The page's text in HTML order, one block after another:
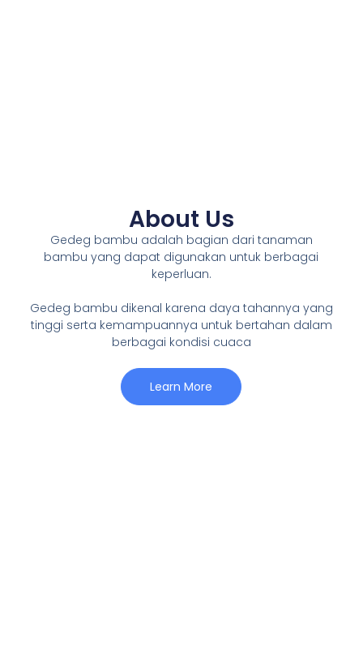
About Us
Gedeg bambu adalah bagian dari tanaman
bambu yang dapat digunakan untuk berbagai
keperluan.
Gedeg bambu dikenal karena daya tahannya yang
tinggi serta kemampuannya untuk bertahan dalam
berbagai kondisi cuaca
Learn More